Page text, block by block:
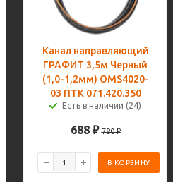
Канал направляющий
ГРАФИТ 3,5м Черный
(1,0-1,2мм) OMS4020-
03 ПТК 071.420.350
Есть в наличии (24)
688₽ 780₽
В КОРЗИНУ